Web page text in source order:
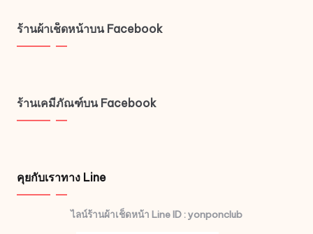
ร้านผ้าเช็ดหน้าบน Facebook
ร้านเคมีภัณฑ์บน Facebook
คุยกับเราทาง Line
ไลน์ร้านผ้าเช็ดหน้า Line ID : yonponclub